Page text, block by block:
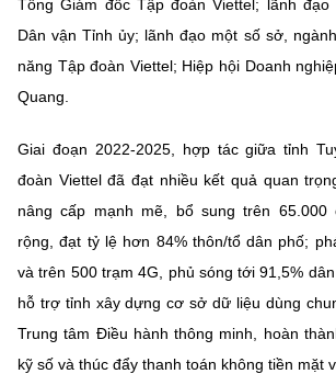
Chọn ngôn ngữ
BỘ KHOA HỌC VÀ CÔNG
MINISTRY OF SCIENCE AND
Theo dõi MST:
Cơ quan chủ quản: Bộ Khoa học và Công
Chịu trách nhiệm nội dung: Nguyễn Thị Hải
Liên hệ
Tổng Giám đốc Tập đoàn Viettel; lãnh đạo
Dân vận Tỉnh ủy; lãnh đạo một số sở,
năng Tập đoàn Viettel; Hiệp hội Doanh
Quang.
Giai đoạn 2022-2025, hợp tác giữa tỉnh
đoàn Viettel đã đạt nhiều kết quả quan
nâng cấp mạnh mẽ, bổ sung trên 65.000
rộng, đạt tỷ lệ hơn 84% thôn/tổ dân phố;
và trên 500 trạm 4G, phủ sóng tới 91,5%
hỗ trợ tỉnh xây dựng cơ sở dữ liệu dùng
Trung tâm Điều hành thông minh, hoàn
kỹ số và thúc đẩy thanh toán không tiền mặt